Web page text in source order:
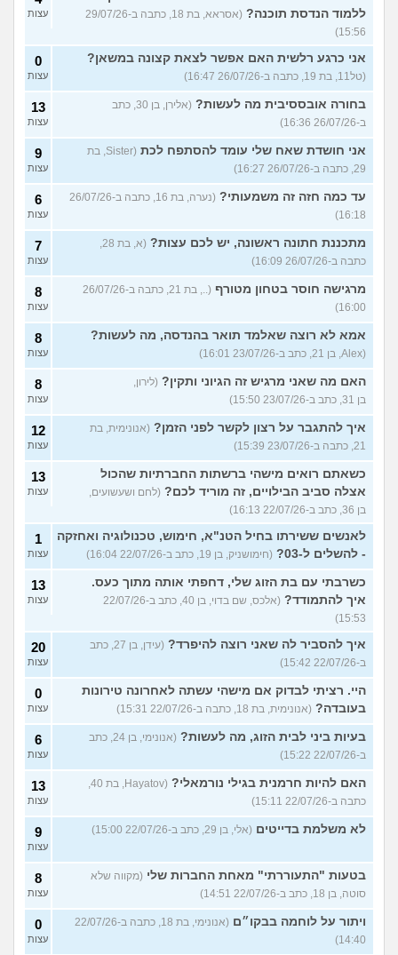
ללמוד הנדסת תוכנה?
(אסראא, בת 18, כתבה ב-29/07/26
15:56)
עצות
אני כרגע רלשית האם אפשר לצאת קצונה במשאן?
(טל11, בת 19, כתבה ב-26/07/26 16:47)
0
עצות
בחורה אובססיבית מה לעשות?
(אלירן, בן 30, כתב
ב-26/07/26 16:36)
13
עצות
אני חושדת שאח שלי עומד להסתפח לכת
(Sister, בת
29, כתבה ב-26/07/26 16:27)
9
עצות
עד כמה חזה זה משמעותי?
(נערה, בת 16, כתבה ב-26/07/26
16:18)
6
עצות
מתכננת חתונה ראשונה, יש לכם עצות?
כתבה ב-26/07/26 16:09)
7
עצות
מרגישה חוסר בטחון מטורף
(.., בת 21, כתבה ב-26/07/26
16:00)
8
עצות
אמא לא רוצה שאלמד תואר בהנדסה, מה לעשות?
(Alex, בן 21, כתב ב-23/07/26 16:01)
8
עצות
האם מה שאני מרגיש זה הגיוני ותקין? (לירון,
בן 31, כתב ב-23/07/26 15:50)
8
עצות
איך להתגבר על רצון לקשר לפני הזמן? (אנונימית, בת
21, כתבה ב-23/07/26 15:39)
12
עצות
כשאתם רואים מישהי ברשתות החברתיות שהכול
אצלה סביב הבילויים, זה מוריד לכם? (לחם ושעשועים,
בן 36, כתב ב-22/07/26 16:13)
13
עצות
לאנשים ששירתו בחיל הטנ"א, חימוש, טכנולוגיה ואחזקה
- להשלים ל-03?
(חימושניק, בן 19, כתב ב-22/07/26 16:04)
1
עצות
כשרבתי עם בת הזוג שלי, דחפתי אותה מתוך כעס.
איך להתמודד?
(אלכס, שם בדוי, בן 40, כתב ב-22/07/26
15:53)
13
עצות
איך להסביר לה שאני רוצה להיפרד?
(עידן, בן 27, כתב
ב-22/07/26 15:42)
20
עצות
היי. רציתי לבדוק אם מישהי עשתה לאחרונה טירונות
בעובדה? (אנונימית, בת 18, כתבה ב-22/07/26 15:31)
0
עצות
בעיות ביני לבית הזוג, מה לעשות?
(אנונימי, בן 24, כתב
ב-22/07/26 15:22)
6
עצות
האם להיות חרמנית בגילי נורמאלי?
כתבה ב-22/07/26 15:11)
13
עצות
לא משלמת בדייטים (אלי, בן 29, כתב ב-22/07/26 15:00) 9
עצות
בטעות "התעוררתי" מאחת החברות שלי (מקווה שלא
סוטה, בן 18, כתב ב-22/07/26 14:51)
8
עצות
ויתור על לוחמה בבקו״ם
(אנונימי, בת 18, כתבה ב-22/07/26
14:40)
0
עצות